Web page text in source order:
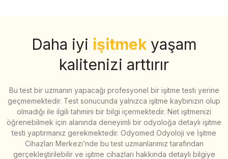
Daha iyi işitmek yaşam
kalitenizi arttırır
Bu test bir uzmanın yapacağı profesyonel bir işitme testi yerine
geçmemektedir. Test sonucunda yalnızca işitme kaybınızın olup
olmadığı ile ilgili tahmini bir bilgi içermektedir. Net işitmenizi
öğrenebilmek için alanında deneyimli bir odyoloğa detaylı işitme
testi yaptırmanız gerekmektedir. Odyomed Odyoloji ve İşitme
Cihazları Merkezi’nde bu test uzmanlarımız tarafından
gerçekleştirilebilir ve işitme cihazları hakkında detaylı bilgiye